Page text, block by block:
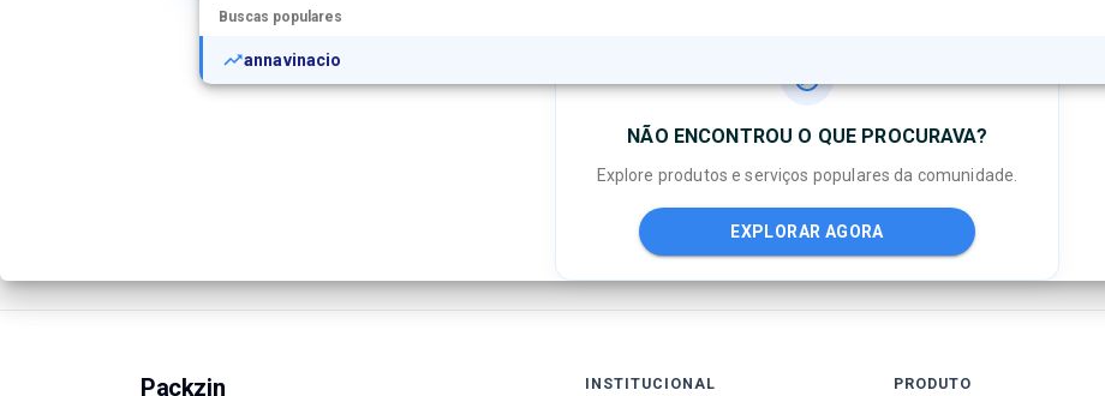
Buscas populares
annavinacio
NÃO ENCONTROU O QUE PROCURAVA?
Explore produtos e serviços populares da comunidade.
EXPLORAR AGORA
Packzin INSTITUCIONAL PRODUTO